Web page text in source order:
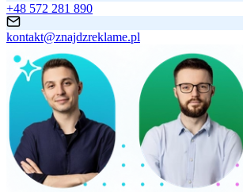
+48 572 281 890
kontakt@znajdzreklame.pl